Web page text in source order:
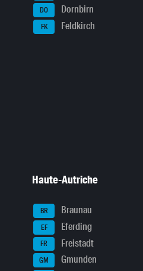
DO Dornbirn
FK Feldkirch
Haute-Autriche
BR Braunau
EF Eferding
FR Freistadt
GM Gmunden